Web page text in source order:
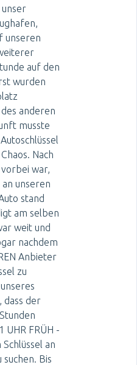
unseren
auf den
wurden
anderen
musste
Nach
war,
unseren
stand
am selben
weit und
nachdem
Anbieter
zu
dass der
UHR FRÜH -
an
Bis